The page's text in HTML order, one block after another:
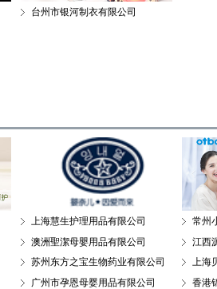
台州市银河制衣有限公司
上海慧生护理用品有限公司
常州
澳洲聖潔母嬰用品有限公司
江西
苏州东方之宝生物药业有限公司
上海
广州市孕恩母婴用品有限公司
香港